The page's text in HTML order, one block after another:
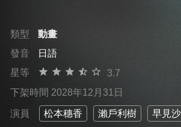
類型
動畫
發音
日語
星等
3.7
下架時間 2028年12月31日
演員 松本穗香 瀨戶利樹 早見